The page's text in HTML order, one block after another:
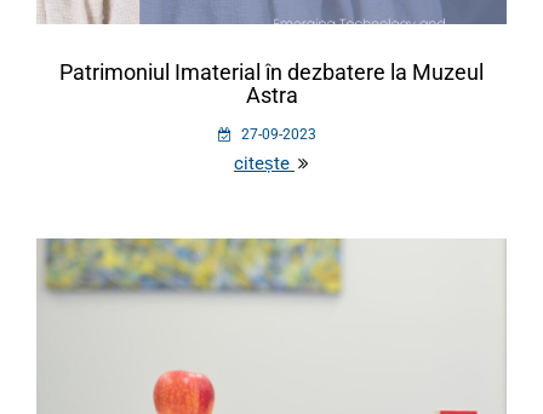
Patrimoniul Imaterial în dezbatere la Muzeul
Astra
27-09-2023
citește